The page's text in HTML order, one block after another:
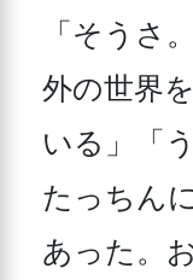
「そうさ
外の世界
いる」「う
たっちん
あった。